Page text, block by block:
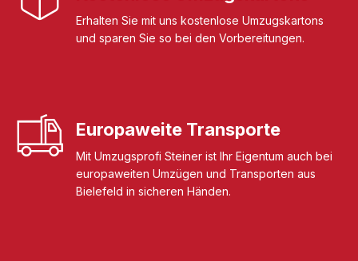
Erhalten Sie mit uns kostenlose Umzugskartons
und sparen Sie so bei den Vorbereitungen.
Europaweite Transporte
Mit Umzugsprofi Steiner ist Ihr Eigentum auch bei
europaweiten Umzügen und Transporten aus
Bielefeld in sicheren Händen.